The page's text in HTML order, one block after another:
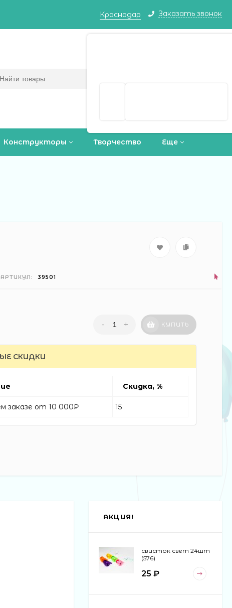
Краснодар Заказать звонок
Конструкторы Творчество Еще
АРТИКУЛ: 39501
- + КУПИТЬ
СКИДКИ
Скидка, %
заказе от 10 000₽ 15
АКЦИЯ!
свисток свет 24шт
(576)
25 ₽